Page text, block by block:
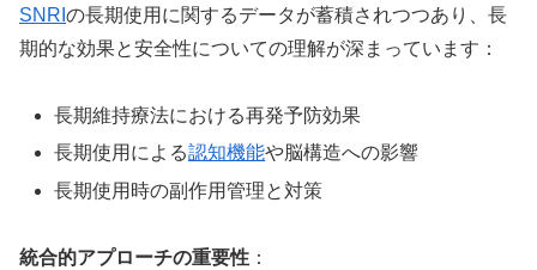
SNRI の長期使用に関するデータが蓄積されつつあり、長
期的な効果と安全性についての理解が深まっています：
長期維持療法における再発予防効果
長期使用による認知機能や脳構造への影響
長期使用時の副作用管理と対策
統合的アプローチの重要性 ：